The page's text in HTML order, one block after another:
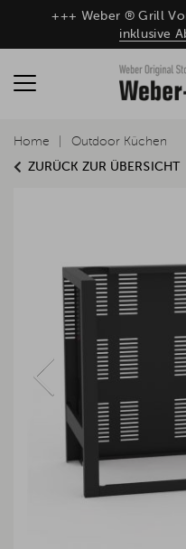
+++ Weber ® Grill
inklusive
ZURÜCK ZUR ÜBERSICHT
Home Outdoor Küchen